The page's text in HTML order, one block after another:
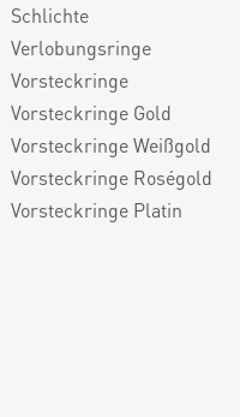
Schlichte
Verlobungsringe
Vorsteckringe
Vorsteckringe Gold
Vorsteckringe Weißgold
Vorsteckringe Roségold
Vorsteckringe Platin